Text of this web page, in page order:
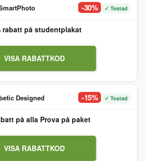
-30% ✓ Testad
rabatt på studentplakat
VISA RABATTKOD
Designed -15% ✓ Testad
på alla Prova på paket
VISA RABATTKOD